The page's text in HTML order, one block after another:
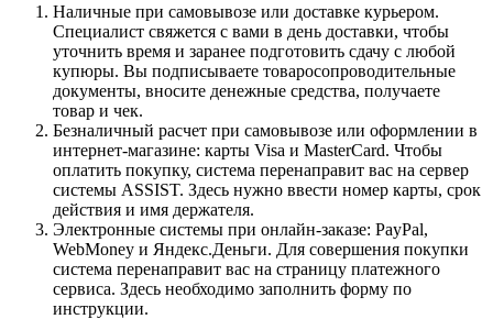
Наличные при самовывозе или доставке курьером.
Специалист свяжется с вами в день доставки, чтобы
уточнить время и заранее подготовить сдачу с любой
купюры. Вы подписываете товаросопроводительные
документы, вносите денежные средства, получаете
товар и чек.
Безналичный расчет при самовывозе или оформлении в
интернет-магазине: карты Visa и MasterCard. Чтобы
оплатить покупку, система перенаправит вас на сервер
системы ASSIST. Здесь нужно ввести номер карты, срок
действия и имя держателя.
Электронные системы при онлайн-заказе: PayPal,
WebMoney и Яндекс.Деньги. Для совершения покупки
система перенаправит вас на страницу платежного
сервиса. Здесь необходимо заполнить форму по
инструкции.